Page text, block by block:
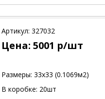
Артикул: 327032
Цена: 5001 р/шт
Размеры: 33х33 (0.1069м2)
В коробке: 20шт